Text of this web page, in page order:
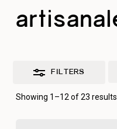
FILTERS
Showing 1–12 of 23 results